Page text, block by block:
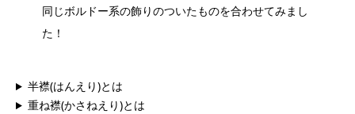
同じボルドー系の飾りのついたものを合わせてみまし
た！
半襟(はんえり)とは
重ね襟(かさねえり)とは